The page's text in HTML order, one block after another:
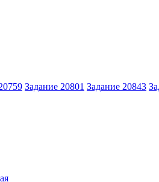
Задание 20801 Задание 20843